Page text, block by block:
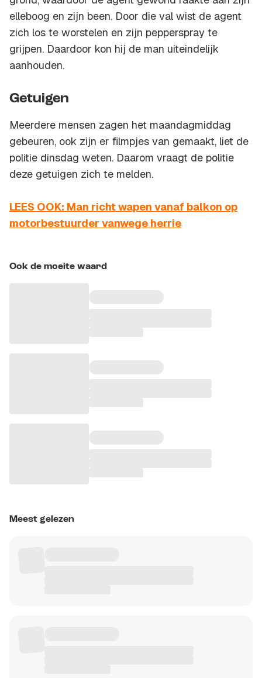
elleboog en zijn been. Door die val wist de agent
zich los te worstelen en zijn pepperspray te
grijpen. Daardoor kon hij de man uiteindelijk
aanhouden.
Getuigen
Meerdere mensen zagen het maandagmiddag
gebeuren, ook zijn er filmpjes van gemaakt, liet de
politie dinsdag weten. Daarom vraagt de politie
deze getuigen zich te melden.
LEES OOK: Man richt wapen vanaf balkon op
motorbestuurder vanwege herrie
Ook de moeite waard
Meest gelezen